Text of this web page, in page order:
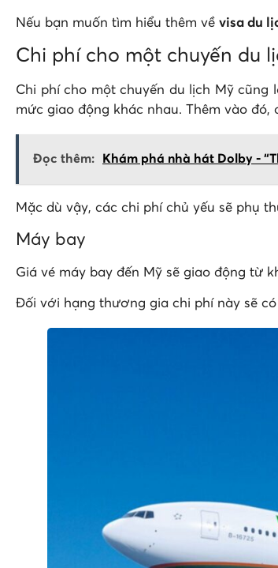
Nếu bạn muốn tìm hiểu thêm về visa du
Chi phí cho một chuyến du
Chi phí cho một chuyến du lịch Mỹ
mức giao động khác nhau. Thêm vào
Đọc thêm: Khám phá nhà hát Dolby -
Mặc dù vậy, các chi phí chủ yếu sẽ phụ
Máy bay
Giá vé máy bay đến Mỹ sẽ giao động từ
Đối với hạng thương gia chi phí này sẽ